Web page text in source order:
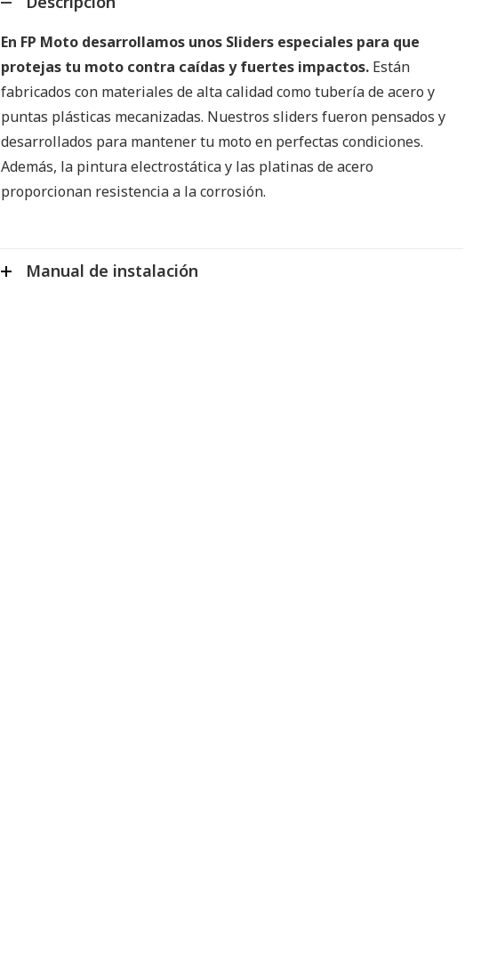
En FP Moto desarrollamos unos Sliders especiales para que
protejas tu moto contra caídas y fuertes impactos. Están
fabricados con materiales de alta calidad como tubería de acero y
puntas plásticas mecanizadas. Nuestros sliders fueron pensados y
desarrollados para mantener tu moto en perfectas condiciones.
Además, la pintura electrostática y las platinas de acero
proporcionan resistencia a la corrosión.
Manual de instalación